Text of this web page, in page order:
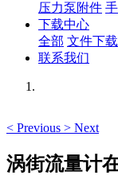
压力泵附件
下载中心
全部 文件下载
联系我们
< Previous > Next
涡街流量计